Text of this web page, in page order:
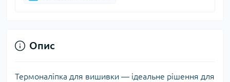
Опис
Термоналіпка для вишивки — ідеальне рішення для